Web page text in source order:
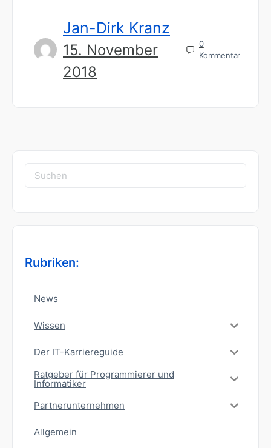
Jan-Dirk Kranz
15. November
2018
0
Kommentar
Suchen
nach:
Rubriken:
News
Wissen
Der IT-Karriereguide
Ratgeber für Programmierer und
Informatiker
Partnerunternehmen
Allgemein